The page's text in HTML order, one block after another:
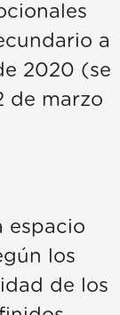
a
2020 (se
de marzo
espacio
los
de los